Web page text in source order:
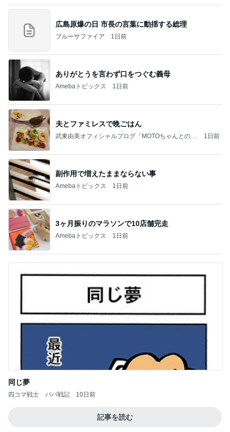
広島原爆の日 市長の言葉に動揺する総理
ブルーサファイア 1日前
ありがとうを言わず口をつぐむ義母
Amebaトピックス 1日前
夫とファミレスで晩ごはん
武東由美オフィシャルブログ「MOTOちゃんとのは
1日前
副作用で増えたままならない事
Amebaトピックス 1日前
3ヶ月振りのマラソンで10店舗完走
Amebaトピックス 1日前
同じ夢
四コマ戦士 パパ戦記 10日前
記事を読む